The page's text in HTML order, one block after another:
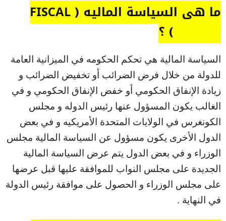
ما هي السياسة الماليه ( FISCAL
السياسة المالية هي تحكم الحكومه في الميزانية العامة
للدولة من خلال فرض الضرائب أو تخفيض الضرائب و
زيادة الإنفاق الحكومي أو خفض الإنفاق الحكومي و في
الغالب يكون المسؤول عنها رئيس الدوله و مجلس
الكونغرس في الولايات المتحدة الأمريكيه و في بعض
الدول الأخرى يكون مسؤول عن السياسة المالية مجلس
الوزراء و في بعض الدول يتم عرض السياسة المالية
الجديدة على مجلس النواب للموافقة عليها قبل عرضها
على مجلس الوزراء و الحصول على موافقة رئيس الدولة
في النهاية .